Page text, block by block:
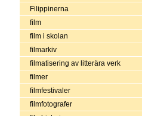
Filippinerna
film
film i skolan
filmarkiv
filmatisering av litterära verk
filmer
filmfestivaler
filmfotografer